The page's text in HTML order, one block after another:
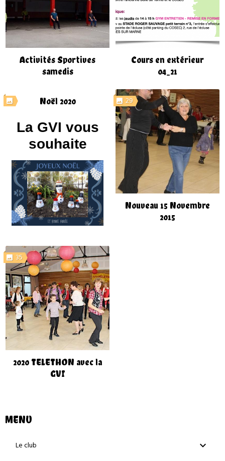
Activités Sportives
samedis
Cours en extérieur
04_21
Noël 2020
La GVI vous
souhaite
29
Nouveau 15 Novembre
2015
35
2020 TELETHON avec la
GVI
MENU
Le club